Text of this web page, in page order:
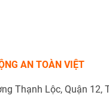
AN TOÀN VIỆT
Thạnh Lộc, Quận 12,